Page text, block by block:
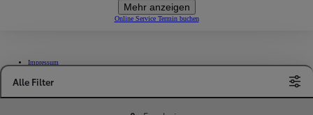
Alle Filter
Mehr anzeigen
Online Service Termin buchen
Impressum
Cookie-Einstellungen / Widerruf
Barrierefreiheit
(Öffnet ein neues Fenster)